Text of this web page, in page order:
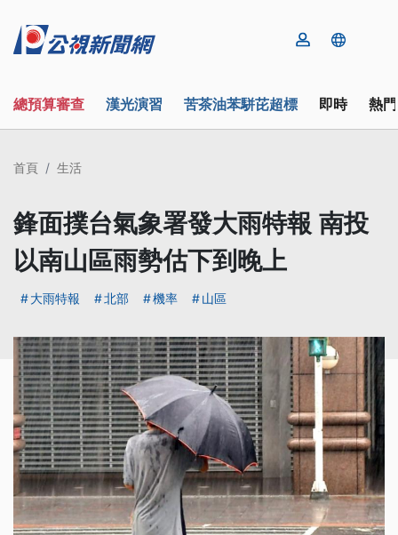
總預算審查 漢光演習 苦茶油苯駢芘超標 即時 熱
首頁 生活
鋒面撲台氣象署發大雨特報 南投
以南山區雨勢估下到晚上
大雨特報 北部 機率 山區